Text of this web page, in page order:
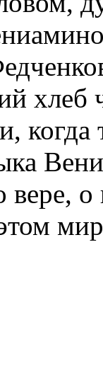
хлеб
когда
о